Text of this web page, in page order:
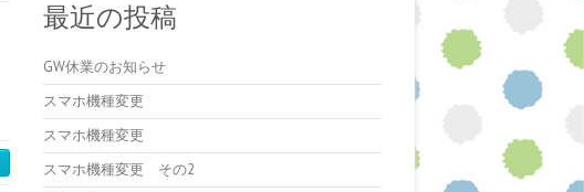
最近の投稿
GW休業のお知らせ
スマホ機種変更
スマホ機種変更
スマホ機種変更 その2